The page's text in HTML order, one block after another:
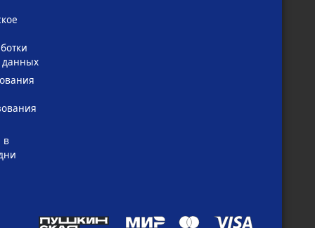
данных
в